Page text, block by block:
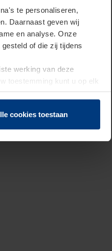
te personaliseren,
Daarnaast geven wij
en analyse. Onze
of die zij tijdens
werking van deze
toestemming kunt u op elk
herroepen.
cookies toestaan